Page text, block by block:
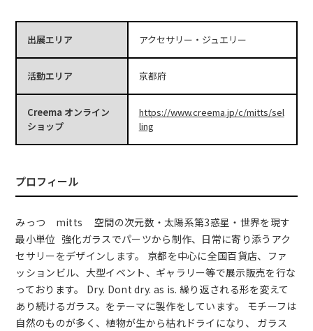
出展エリア アクセサリー・ジュエリー
活動エリア 京都府
Creema オンライン
ショップ
https://www.creema.jp/c/mitts/sel
ling
プロフィール
みっつ mitts 空間の次元数・太陽系第3惑星・世界を現す
最小単位 強化ガラスでパーツから制作、日常に寄り添うアク
セサリーをデザインします。 京都を中心に全国百貨店、ファ
ッションビル、大型イベント、ギャラリー等で展示販売を行な
っております。 Dry. Dont dry. as is. 繰り返される形を変えて
あり続けるガラス。をテーマに製作をしています。 モチーフは
自然のものが多く、植物が生から枯れドライになり、 ガラス